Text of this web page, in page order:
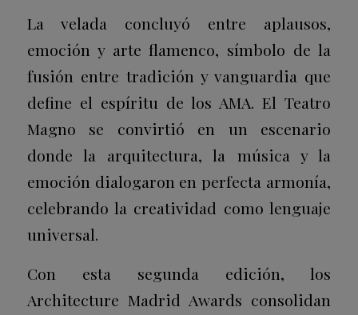
La velada concluyó entre aplausos,
emoción y arte flamenco, símbolo de la
fusión entre tradición y vanguardia que
define el espíritu de los AMA. El Teatro
Magno se convirtió en un escenario
donde la arquitectura, la música y la
emoción dialogaron en perfecta armonía,
celebrando la creatividad como lenguaje
universal.
Con esta segunda edición, los
Architecture Madrid Awards consolidan